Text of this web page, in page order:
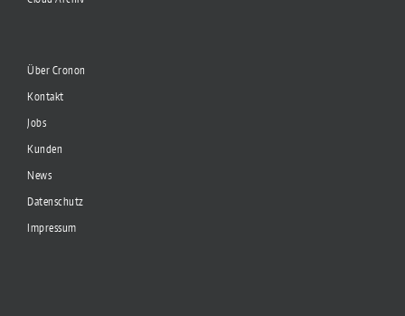
Über Cronon
Kontakt
Jobs
Kunden
News
Datenschutz
Impressum